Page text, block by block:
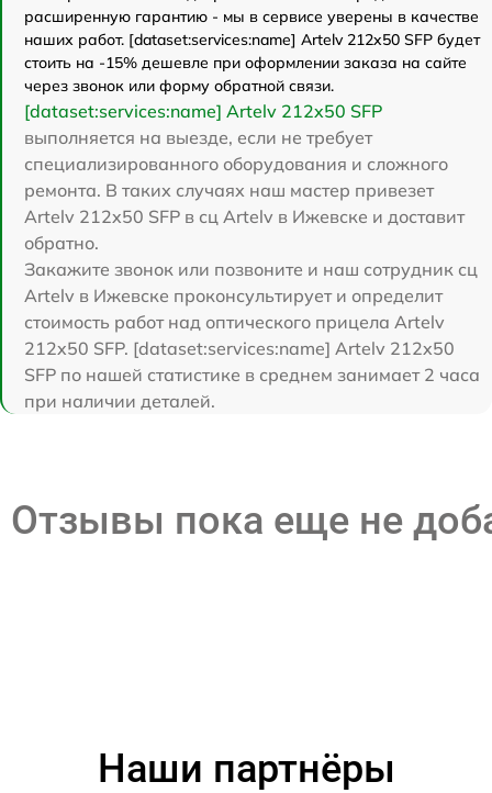
расширенную гарантию - мы в сервисе уверены в качестве
наших работ. [dataset:services:name] Artelv 212x50 SFP будет
стоить на -15% дешевле при оформлении заказа на сайте
через звонок или форму обратной связи.
[dataset:services:name] Artelv 212x50 SFP
выполняется на выезде, если не требует
специализированного оборудования и сложного
ремонта. В таких случаях наш мастер привезет
Artelv 212x50 SFP в сц Artelv в Ижевске и доставит
обратно.
Закажите звонок или позвоните и наш сотрудник сц
Artelv в Ижевске проконсультирует и определит
стоимость работ над оптического прицела Artelv
212x50 SFP. [dataset:services:name] Artelv 212x50
SFP по нашей статистике в среднем занимает 2 часа
при наличии деталей.
Отзывы пока еще не
Наши партнёры